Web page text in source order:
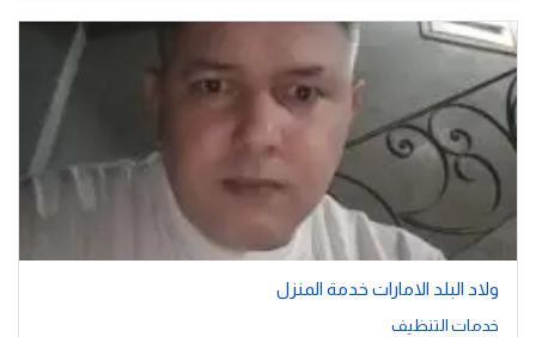
ولاد البلد الامارات خدمة المنزل
خدمات التنظيف